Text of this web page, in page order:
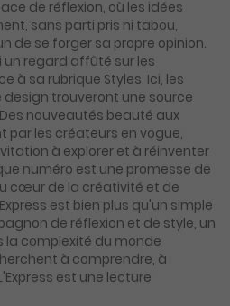
de réflexion, où les idées
sans parti pris ni tabou,
de se forger sa propre opinion.
un regard affûté sur les
à sa rubrique Styles. Ici, les
trouveront une source
nouveautés beauté aux
par les créateurs en vogue,
à explorer et à réinventer
numéro est une promesse de
cœur de la créativité et de
est bien plus qu'un simple
de réflexion et de style, un
la complexité du monde
à comprendre, à
est une lecture